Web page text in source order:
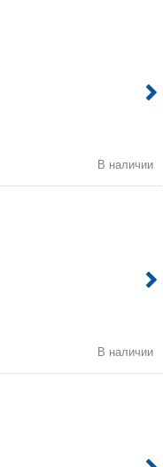
В наличии
В наличии